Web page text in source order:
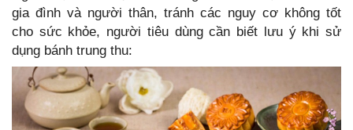
gia đình và người thân, tránh các nguy cơ không tốt
cho sức khỏe, người tiêu dùng cần biết lưu ý khi sử
dụng bánh trung thu: